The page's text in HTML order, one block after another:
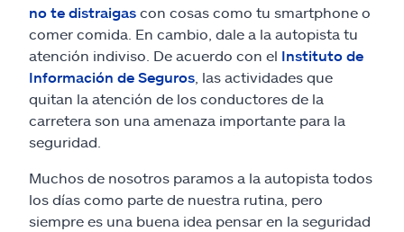
no te distraigas con cosas como tu smartphone o
comer comida. En cambio, dale a la autopista tu
atención indiviso. De acuerdo con el Instituto de
Información de Seguros , las actividades que
quitan la atención de los conductores de la
carretera son una amenaza importante para la
seguridad.
Muchos de nosotros paramos a la autopista todos
los días como parte de nuestra rutina, pero
siempre es una buena idea pensar en la seguridad